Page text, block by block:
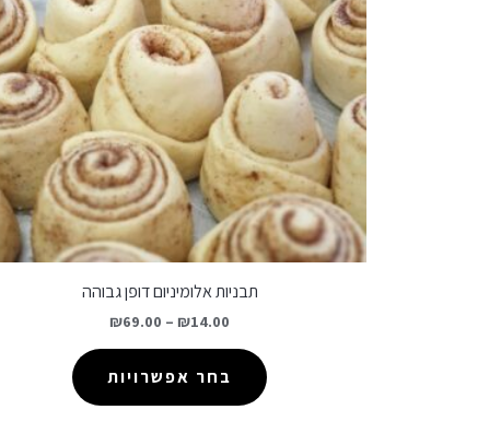
תבניות אלומיניום דופן גבוהה
₪14.00
–
₪69.00
בחר אפשרויות